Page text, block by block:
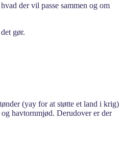
der vil passe sammen og om
gør.
(yay for at støtte et land i krig)
havtornmjød. Derudover er der